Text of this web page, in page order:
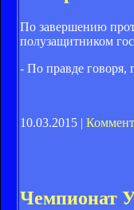
По завершению
полузащитником
- По правде говоря,
10.03.2015 |
Чемпионат